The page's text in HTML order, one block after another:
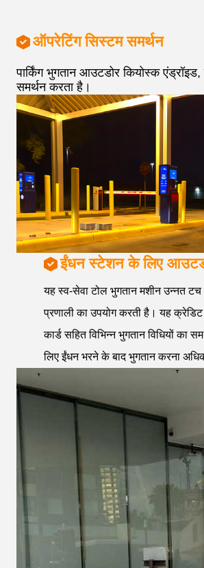
ऑपरेटिंग सिस्टम समर्थन
पार्किंग भुगतान आउटडोर कियोस्क
समर्थन करता है।
ईंधन स्टेशन के लिए
यह स्व-सेवा टोल भुगतान मशीन उन्नत
प्रणाली का उपयोग करती है। यह
कार्ड सहित विभिन्न भुगतान विधियों का
लिए ईंधन भरने के बाद भुगतान करना